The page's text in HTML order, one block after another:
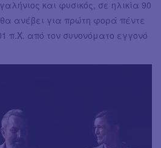
και φυσικός, σε ηλικία 90
ανέβει για πρώτη φορά πέντε
π.Χ. από τον συνονόματο εγγονό